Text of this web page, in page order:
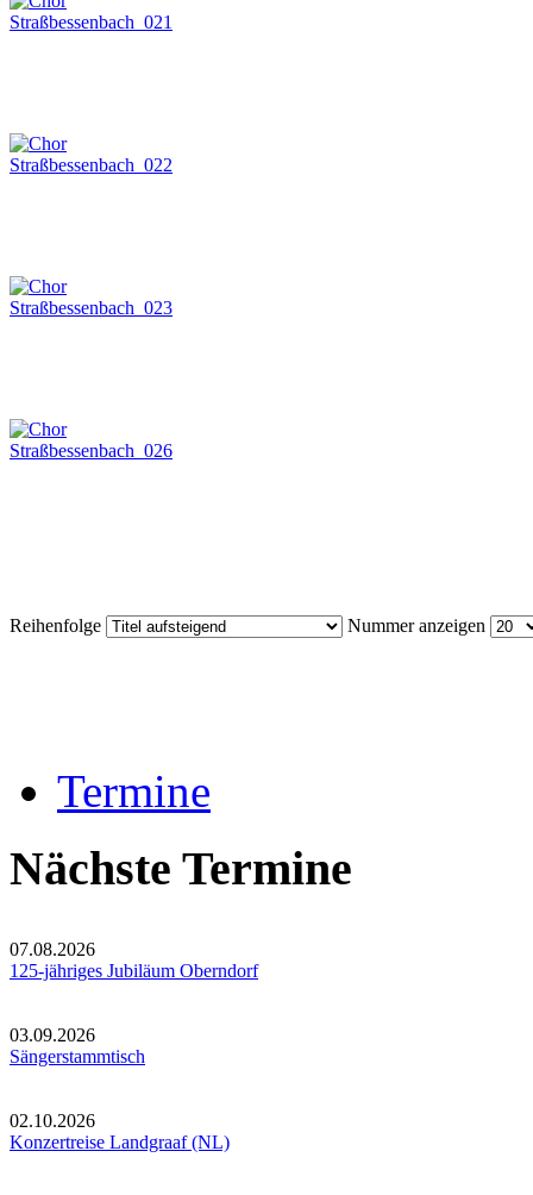
Reihenfolge Nummer anzeigen
Termine
Nächste Termine
07.08.2026
125-jähriges Jubiläum Oberndorf
03.09.2026
Sängerstammtisch
02.10.2026
Konzertreise Landgraaf (NL)